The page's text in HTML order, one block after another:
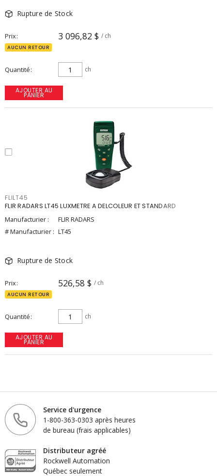
Rupture de Stock
Prix 3 096,82 $ / ch
AUCUN RETOUR
Quantité ch
AJOUTER AU
PANIER
FLILT45
FLIR RADARS LT45 LUXMETRE A DELCOLEUR ET STANDARD
Manufacturier :
FLIR RADARS
# Manufacturier : LT45
Rupture de Stock
Prix 526,58 $ / ch
AUCUN RETOUR
Quantité ch
AJOUTER AU
PANIER
Service d'urgence
1-800-363-0303 après heures
de bureau (frais applicables)
Distributeur agréé
Rockwell Automation
Québec seulement